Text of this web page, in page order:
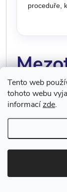
Tento web
tohoto webu
informacízde.
proceduře,
a
Mezoterapie
tzv. glow skin,
aktivními
oblíbené